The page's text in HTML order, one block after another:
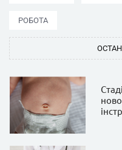
РОБОТА